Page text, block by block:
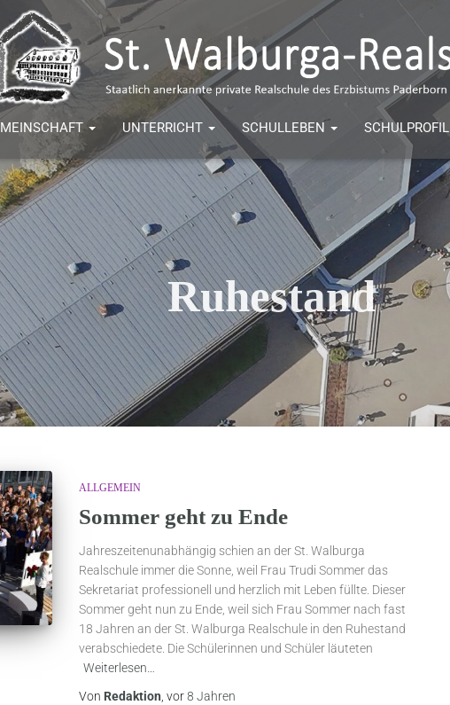
UNTERRICHT SCHULLEBEN SCHULPROFIL
Ruhestand
ALLGEMEIN
Sommer geht zu Ende
Jahreszeitenunabhängig schien an der St. Walburga
Realschule immer die Sonne, weil Frau Trudi Sommer das
Sekretariat professionell und herzlich mit Leben füllte. Dieser
Sommer geht nun zu Ende, weil sich Frau Sommer nach fast
18 Jahren an der St. Walburga Realschule in den Ruhestand
verabschiedete. Die Schülerinnen und Schüler läuteten
Weiterlesen…
Von Redaktion, vor8 Jahren